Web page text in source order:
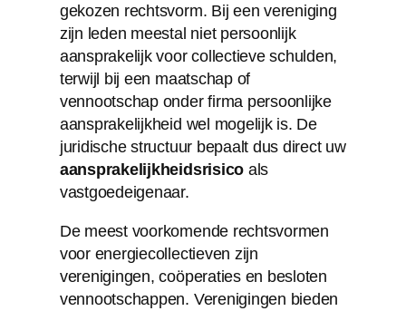
gekozen rechtsvorm. Bij een vereniging
zijn leden meestal niet persoonlijk
aansprakelijk voor collectieve schulden,
terwijl bij een maatschap of
vennootschap onder firma persoonlijke
aansprakelijkheid wel mogelijk is. De
juridische structuur bepaalt dus direct uw
aansprakelijkheidsrisico als
vastgoedeigenaar.
De meest voorkomende rechtsvormen
voor energiecollectieven zijn
verenigingen, coöperaties en besloten
vennootschappen. Verenigingen bieden